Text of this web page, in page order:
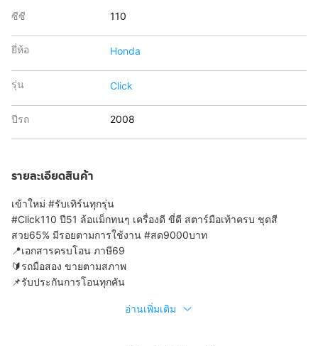
ซีซี 110
ยี่ห้อ Honda
รุ่น Click
ปีรถ 2008
รายละเอียดสินค้า
เข้าใหม่ #รับเทิร์นทุกรุ่น
#Click110 ปี51 ล้อแม็กทนๆ เครื่องดี ขี่ดี สตาร์มือเท้าครบ ชุดสี
สวย65% มีรอยตามการใช้งาน #สด9000บาท
📍เอกสารครบโอน ภาษี69
🔰รถมือสอง ขายตามสภาพ
📌รับประกันการโอนทุกคัน
อ่านเพิ่มเติม